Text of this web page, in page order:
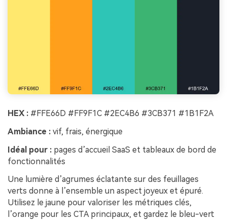
HEX : #FFE66D #FF9F1C #2EC4B6 #3CB371 #1B1F2A
Ambiance : vif, frais, énergique
Idéal pour : pages d’accueil SaaS et tableaux de bord de
fonctionnalités
Une lumière d’agrumes éclatante sur des feuillages
verts donne à l’ensemble un aspect joyeux et épuré.
Utilisez le jaune pour valoriser les métriques clés,
l’orange pour les CTA principaux, et gardez le bleu-vert